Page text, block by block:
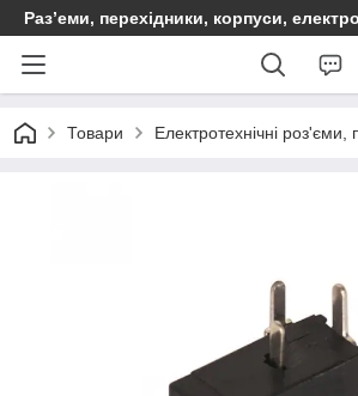
Раз’еми, перехідники, корпуси,
Товари Електротехнічні роз'єми,